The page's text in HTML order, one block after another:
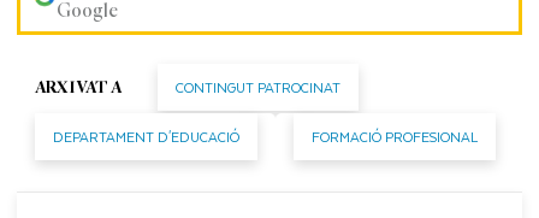
Google
ARXIVAT A CONTINGUT PATROCINAT
DEPARTAMENT D'EDUCACIÓ FORMACIÓ PROFESIONAL